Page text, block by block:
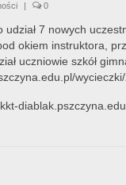
| 0
udział 7 nowych
okiem instruktora,
uczniowie szkół